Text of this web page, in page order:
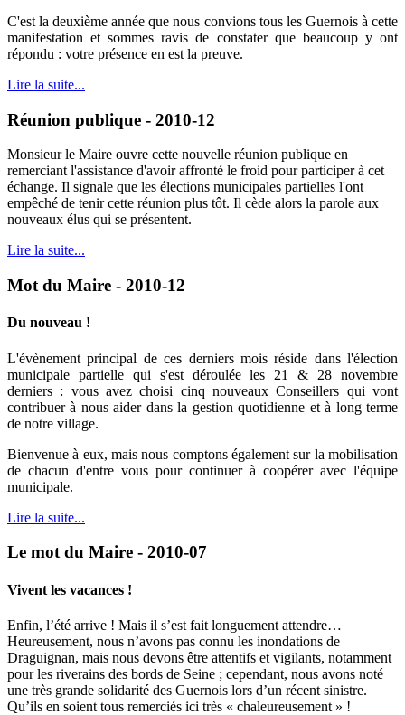
C'est la deuxième année que nous convions tous les Guernois à cette
manifestation et sommes ravis de constater que beaucoup y ont
répondu : votre présence en est la preuve.
Lire la suite...
Réunion publique - 2010-12
Monsieur le Maire ouvre cette nouvelle réunion publique en
remerciant l'assistance d'avoir affronté le froid pour participer à cet
échange. Il signale que les élections municipales partielles l'ont
empêché de tenir cette réunion plus tôt. Il cède alors la parole aux
nouveaux élus qui se présentent.
Lire la suite...
Mot du Maire - 2010-12
Du nouveau !
L'évènement principal de ces derniers mois réside dans l'élection
municipale partielle qui s'est déroulée les 21 & 28 novembre
derniers : vous avez choisi cinq nouveaux Conseillers qui vont
contribuer à nous aider dans la gestion quotidienne et à long terme
de notre village.
Bienvenue à eux, mais nous comptons également sur la mobilisation
de chacun d'entre vous pour continuer à coopérer avec l'équipe
municipale.
Lire la suite...
Le mot du Maire - 2010-07
Vivent les vacances !
Enfin, l’été arrive ! Mais il s’est fait longuement attendre…
Heureusement, nous n’avons pas connu les inondations de
Draguignan, mais nous devons être attentifs et vigilants, notamment
pour les riverains des bords de Seine ; cependant, nous avons noté
une très grande solidarité des Guernois lors d’un récent sinistre.
Qu’ils en soient tous remerciés ici très « chaleureusement » !